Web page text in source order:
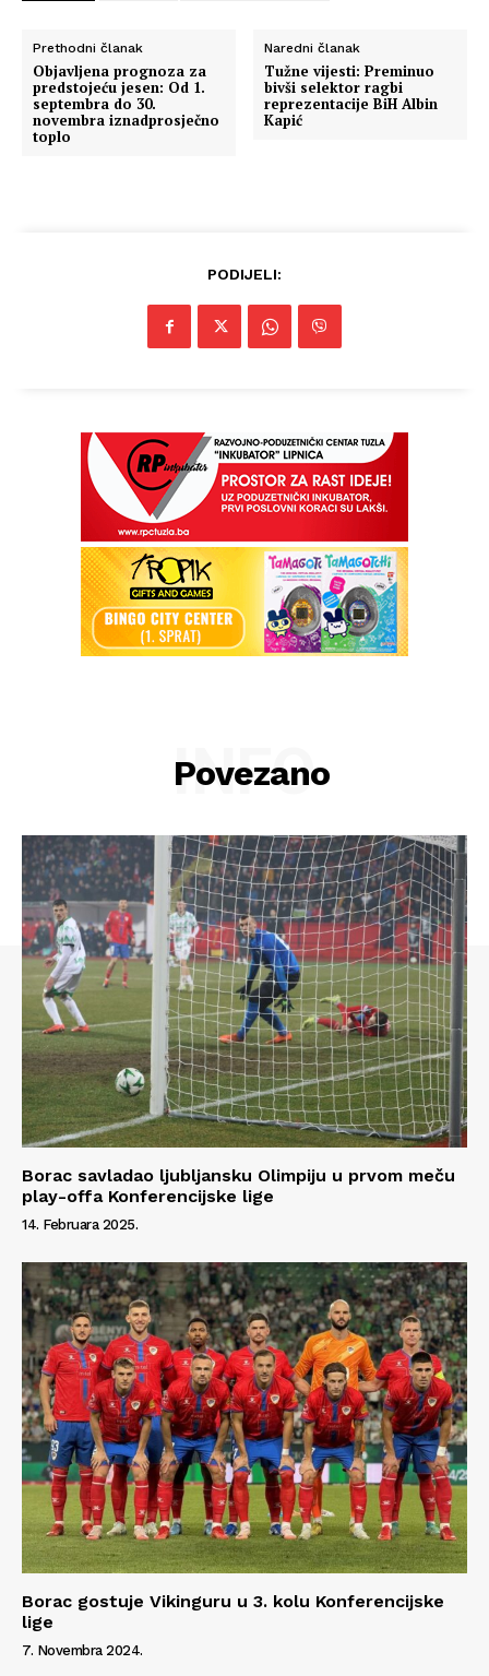
Impressum
Prethodni članak
Objavljena prognoza za
predstojeću jesen: Od 1.
septembra do 30.
novembra iznadprosječno
toplo
Naredni članak
Tužne vijesti: Preminuo
bivši selektor ragbi
reprezentacije BiH Albin
Kapić
PODIJELI:
Povezano
INFO
Borac savladao ljubljansku Olimpiju u prvom meču
play-offa Konferencijske lige
14. Februara 2025.
Borac gostuje Vikinguru u 3. kolu Konferencijske
lige
7. Novembra 2024.